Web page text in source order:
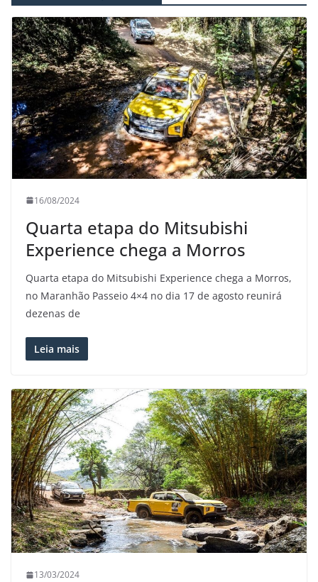
16/08/2024
Quarta etapa do Mitsubishi
Experience chega a Morros
Quarta etapa do Mitsubishi Experience chega a Morros,
no Maranhão Passeio 4×4 no dia 17 de agosto reunirá
dezenas de
Leia mais
13/03/2024